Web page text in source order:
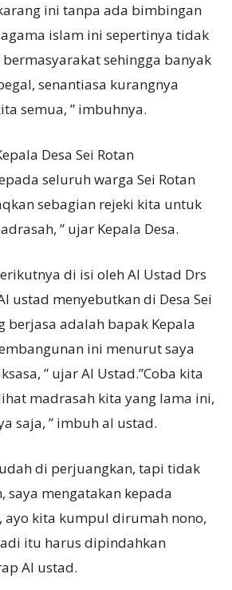
ini tanpa ada bimbingan
islam ini sepertinya tidak
sehingga banyak
senantiasa kurangnya
semua, ” imbuhnya.
Desa Sei Rotan
seluruh warga Sei Rotan
sebagian rejeki kita untuk
” ujar Kepala Desa.
di isi oleh Al Ustad Drs
ustad menyebutkan di Desa Sei
berjasa adalah bapak Kepala
ini menurut saya
” ujar Al Ustad.”Coba kita
madrasah kita yang lama ini,
saja, ” imbuh al ustad.
di perjuangkan, tapi tidak
saya mengatakan kepada
ayo kita kumpul dirumah nono,
itu harus dipindahkan
Al ustad.